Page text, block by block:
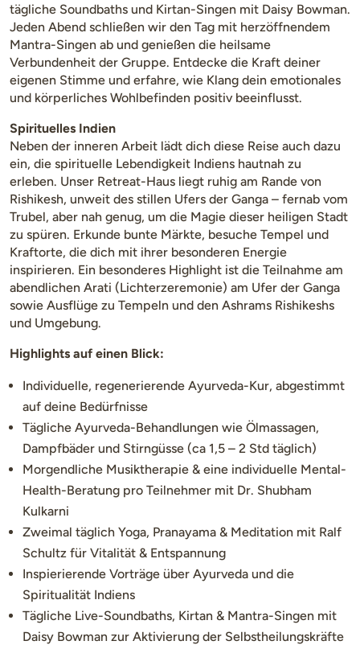
tägliche Soundbaths und Kirtan-Singen mit Daisy Bowman.
Jeden Abend schließen wir den Tag mit herzöffnendem
Mantra-Singen ab und genießen die heilsame
Verbundenheit der Gruppe. Entdecke die Kraft deiner
eigenen Stimme und erfahre, wie Klang dein emotionales
und körperliches Wohlbefinden positiv beeinflusst.
Spirituelles Indien
Neben der inneren Arbeit lädt dich diese Reise auch dazu
ein, die spirituelle Lebendigkeit Indiens hautnah zu
erleben. Unser Retreat-Haus liegt ruhig am Rande von
Rishikesh, unweit des stillen Ufers der Ganga – fernab vom
Trubel, aber nah genug, um die Magie dieser heiligen Stadt
zu spüren. Erkunde bunte Märkte, besuche Tempel und
Kraftorte, die dich mit ihrer besonderen Energie
inspirieren. Ein besonderes Highlight ist die Teilnahme am
abendlichen Arati (Lichterzeremonie) am Ufer der Ganga
sowie Ausflüge zu Tempeln und den Ashrams Rishikeshs
und Umgebung.
Highlights auf einen Blick:
Individuelle, regenerierende Ayurveda-Kur, abgestimmt
auf deine Bedürfnisse
Tägliche Ayurveda-Behandlungen wie Ölmassagen,
Dampfbäder und Stirngüsse (ca 1,5 – 2 Std täglich)
Morgendliche Musiktherapie & eine individuelle Mental-
Health-Beratung pro Teilnehmer mit Dr. Shubham
Kulkarni
Zweimal täglich Yoga, Pranayama & Meditation mit Ralf
Schultz für Vitalität & Entspannung
Inspierierende Vorträge über Ayurveda und die
Spiritualität Indiens
Tägliche Live-Soundbaths, Kirtan & Mantra-Singen mit
Daisy Bowman zur Aktivierung der Selbstheilungskräfte